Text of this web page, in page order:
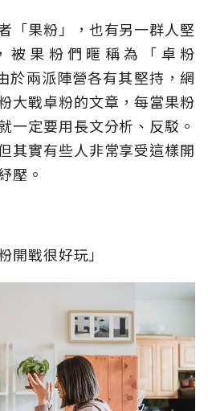
「果粉」，也有另一群人堅
被果粉們暱稱為「卓粉
於兩派陣營各有其堅持，網
大戰卓粉的文章，每當果粉
一定要用長文分析、反駁。
其實有些人非常享受這樣開
壓。
開戰很好玩」